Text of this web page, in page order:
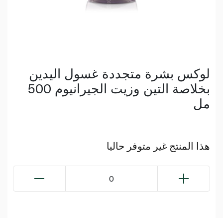
لوكس بشرة متجددة غسول اليدين
بخلاصة التين وزيت الجيرانيوم 500
مل
هذا المنتج غير متوفر حاليا
0